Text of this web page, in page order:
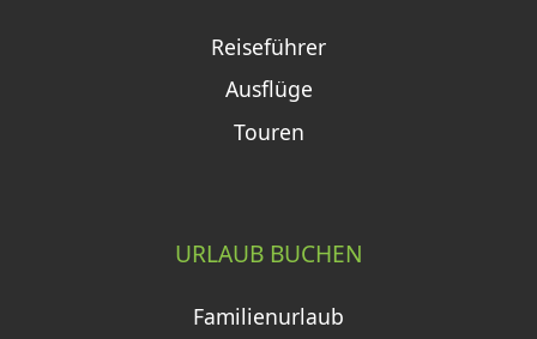
Reiseführer
Ausflüge
Touren
URLAUB BUCHEN
Familienurlaub